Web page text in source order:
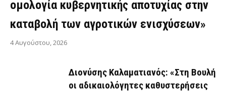
ομολογία κυβερνητικής αποτυχίας στην
καταβολή των αγροτικών ενισχύσεων»
4 Αυγούστου, 2026
Διονύσης Καλαματιανός: «Στη Βουλή
οι αδικαιολόγητες καθυστερήσεις